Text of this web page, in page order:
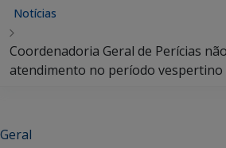
Notícias
Coordenadoria Geral de Perícias
atendimento no período
Geral